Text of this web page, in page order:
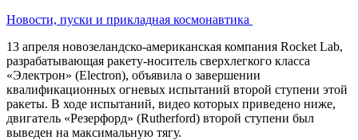
Новости, пуски и прикладная космонавтика
13 апреля новозеландско-американская компания Rocket Lab,
разрабатывающая ракету-носитель сверхлегкого класса
«Электрон» (Electron), объявила о завершении
квалификационных огневых испытаний второй ступени этой
ракеты. В ходе испытаний, видео которых приведено ниже,
двигатель «Резерфорд» (Rutherford) второй ступени был
выведен на максимальную тягу.